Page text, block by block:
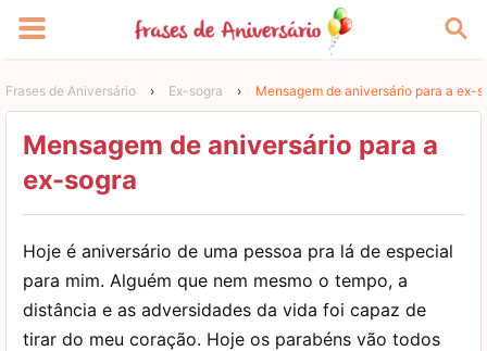
Frases de Aniversário › Ex-sogra › Mensagem de aniversário para a ex-
Mensagem de aniversário para a
ex-sogra
Hoje é aniversário de uma pessoa pra lá de especial
para mim. Alguém que nem mesmo o tempo, a
distância e as adversidades da vida foi capaz de
tirar do meu coração. Hoje os parabéns vão todos